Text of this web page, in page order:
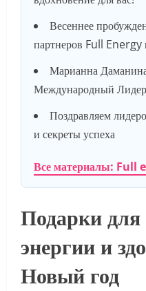
Весеннее
партнеров Full Energy
Марианна
Международный
Поздравляем
и секреты успеха
Все материалы: Full
Подарки
энергии и
Новый год